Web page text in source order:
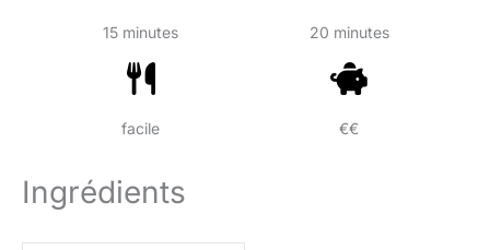
15 minutes 20 minutes
facile €€
Ingrédients